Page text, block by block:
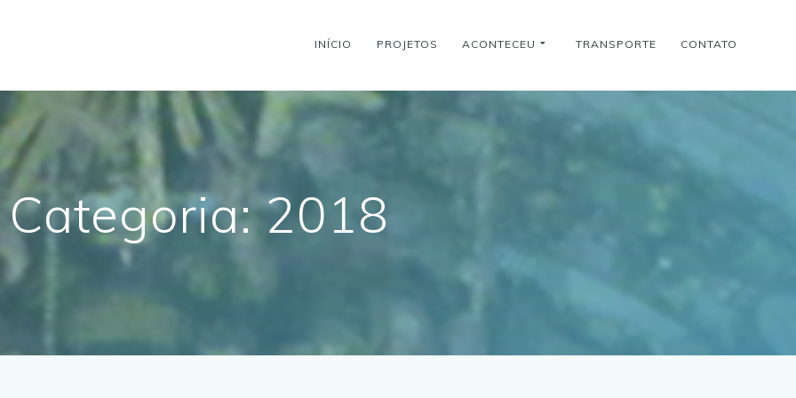
INÍCIO PROJETOS ACONTECEU TRANSPORTE CONTATO
Categoria:2018